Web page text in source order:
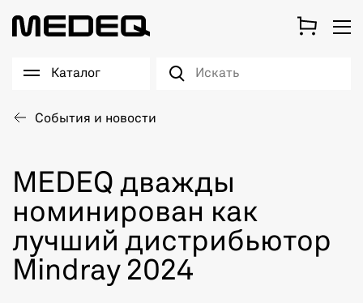
Каталог
События и новости
MEDEQ дважды
номинирован как
лучший дистрибьютор
Mindray 2024